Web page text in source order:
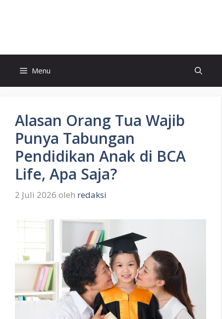
Menu
Alasan Orang Tua Wajib
Punya Tabungan
Pendidikan Anak di BCA
Life, Apa Saja?
2 Juli 2026 oleh redaksi